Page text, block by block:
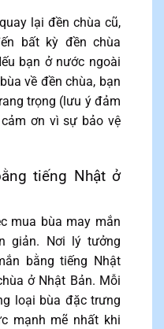
lại đền chùa cũ,
bất kỳ đền chùa
bạn ở nước ngoài
về đền chùa, bạn
trọng (lưu ý đảm
ơn vì sự bảo vệ
tiếng Nhật ở
mua bùa may mắn
giản. Nơi lý tưởng
bằng tiếng Nhật
ở Nhật Bản. Mỗi
loại bùa đặc trưng
mạnh mẽ nhất khi